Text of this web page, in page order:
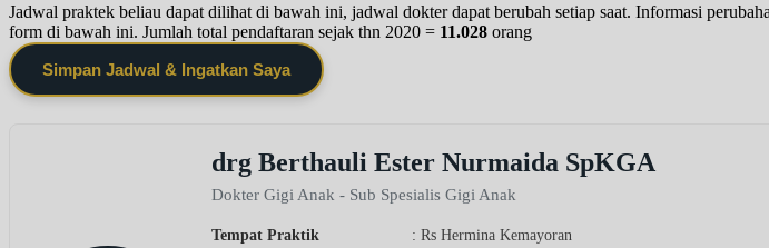
Jadwal praktek beliau dapat dilihat di bawah ini, jadwal dokter dapat berubah setiap saat. Informasi
form di bawah ini. Jumlah total pendaftaran sejak thn 2020 = 11.028 orang
Simpan Jadwal & Ingatkan Saya
drg Berthauli Ester Nurmaida SpKGA
Dokter Gigi Anak - Sub Spesialis Gigi Anak
Tempat Praktik
: Rs Hermina Kemayoran